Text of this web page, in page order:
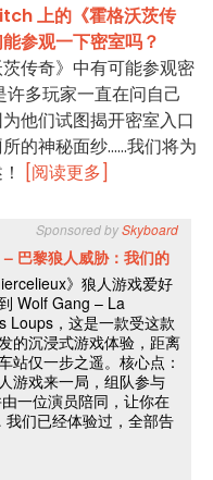
上的《霍格沃茨传
参观一下密室吗？
传奇》中有可能参观密
许多玩家一直在问自己
他们试图揭开密室入口
的神秘面纱......我们将为
[阅读更多]